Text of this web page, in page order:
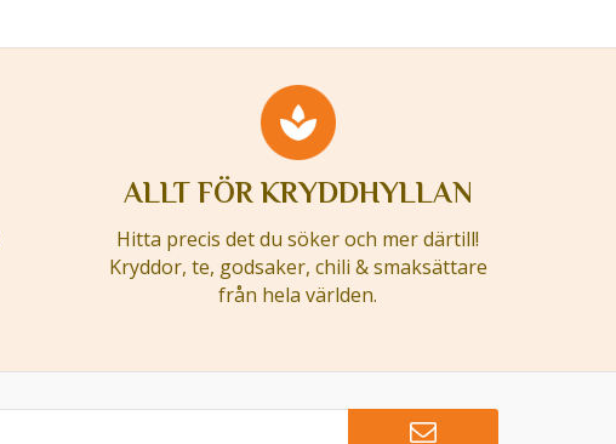
ALLT FÖR KRYDDHYLLAN
Hitta precis det du söker och mer därtill!
Kryddor, te, godsaker, chili & smaksättare
från hela världen.